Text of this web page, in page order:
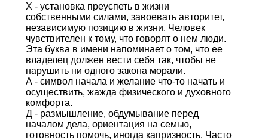
Х - установка преуспеть в жизни
собственными силами, завоевать авторитет,
независимую позицию в жизни. Человек
чувствителен к тому, что говорят о нем люди.
Эта буква в имени напоминает о том, что ее
владелец должен вести себя так, чтобы не
нарушить ни одного закона морали.
А - символ начала и желание что-то начать и
осуществить, жажда физического и духовного
комфорта.
Д - размышление, обдумывание перед
началом дела, ориентация на семью,
готовность помочь, иногда капризность. Часто